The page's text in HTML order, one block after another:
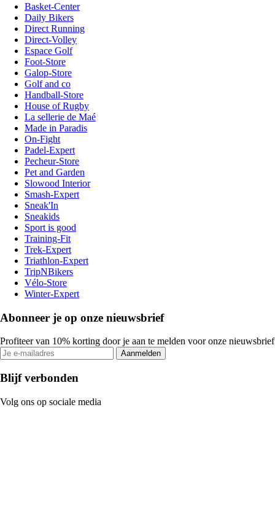
Basket-Center
Daily Bikers
Direct Running
Direct-Volley
Espace Golf
Foot-Store
Galop-Store
Golf and co
Handball-Store
House of Rugby
La sellerie de Maé
Made in Paradis
On-Fight
Padel-Expert
Pecheur-Store
Pet and Garden
Slowood Interior
Smash-Expert
Sneak'In
Sneakids
Sport is good
Training-Fit
Trek-Expert
Triathlon-Expert
TripNBikers
Vélo-Store
Winter-Expert
Abonneer je op onze nieuwsbrief
Profiteer van 10% korting door je aan te melden voor onze nieuwsbrief
Aanmelden
Blijf verbonden
Volg ons op sociale media